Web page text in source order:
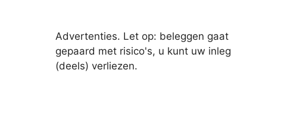
Advertenties. Let op: beleggen gaat
gepaard met risico's, u kunt uw inleg
(deels) verliezen.